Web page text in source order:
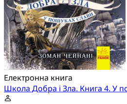
Електронна книга
Школа Добра і Зла. Книга 4. У